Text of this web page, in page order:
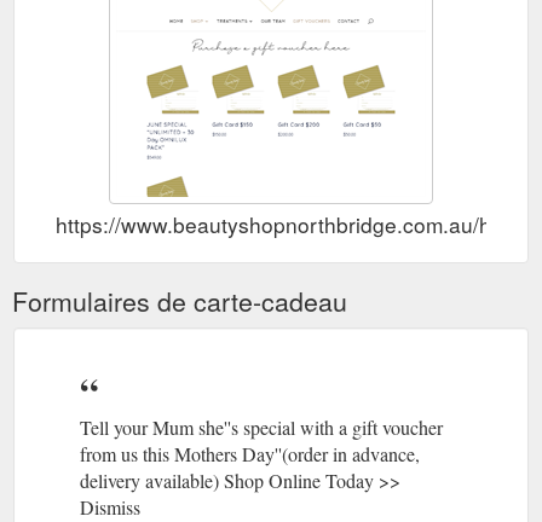
https://www.beautyshopnorthbridge.com.au/
Formulaires de carte-cadeau
Tell your Mum she''s special with a gift voucher
from us this Mothers Day''(order in advance,
delivery available) Shop Online Today >>
Dismiss